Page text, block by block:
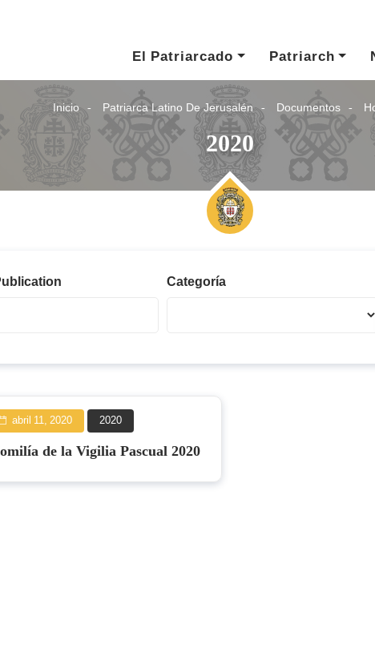
El Patriarcado
Patriarch
Inicio Patriarca Latino De Jerusalén Documentos
2020
Categoría
abril 11, 2020 2020
de la Vigilia Pascual 2020